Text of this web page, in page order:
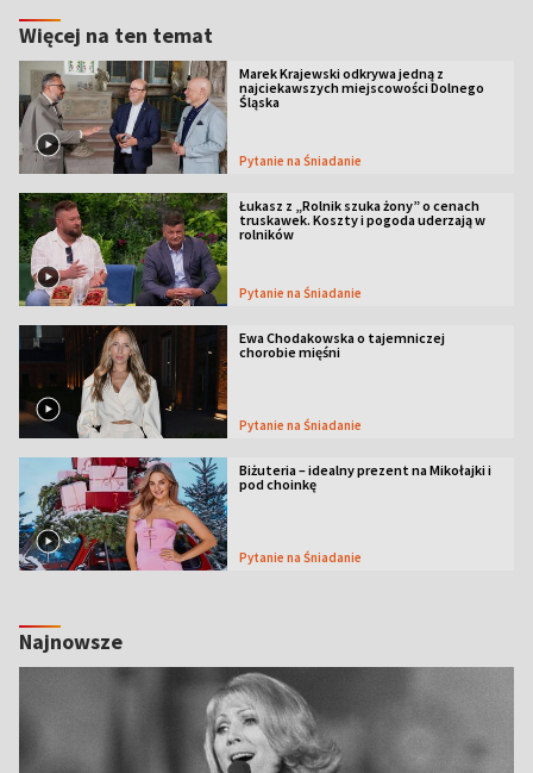
Więcej na ten temat
Marek Krajewski odkrywa jedną z
najciekawszych miejscowości Dolnego
Śląska
Pytanie na Śniadanie
Łukasz z „Rolnik szuka żony” o cenach
truskawek. Koszty i pogoda uderzają w
rolników
Pytanie na Śniadanie
Ewa Chodakowska o tajemniczej
chorobie mięśni
Pytanie na Śniadanie
Biżuteria – idealny prezent na Mikołajki i
pod choinkę
Pytanie na Śniadanie
Najnowsze